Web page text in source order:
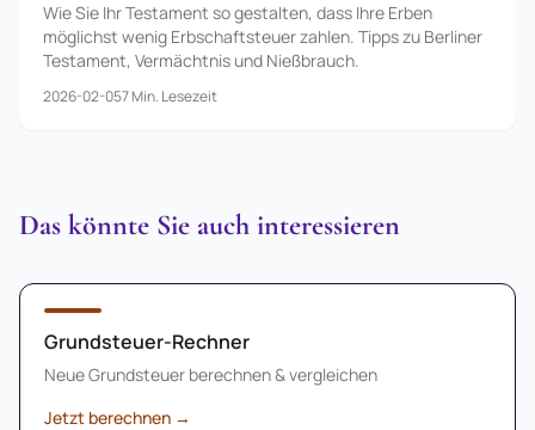
Wie Sie Ihr Testament so gestalten, dass Ihre Erben
möglichst wenig Erbschaftsteuer zahlen. Tipps zu Berliner
Testament, Vermächtnis und Nießbrauch.
2026-02-057Min. Lesezeit
Das könnte Sie auch interessieren
Grundsteuer-Rechner
Neue Grundsteuer berechnen & vergleichen
Jetzt berechnen →